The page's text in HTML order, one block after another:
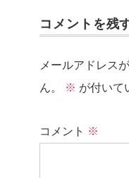
コメントを残
メールアドレス
ん。
※ が付いて
コメント ※